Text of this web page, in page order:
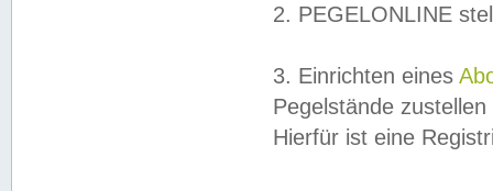
2. PEGELONLINE
3. Einrichten eines
Pegelstände
Hierfür ist eine